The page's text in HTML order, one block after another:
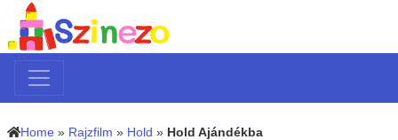
Home » Rajzfilm » Hold » Hold Ajándékba